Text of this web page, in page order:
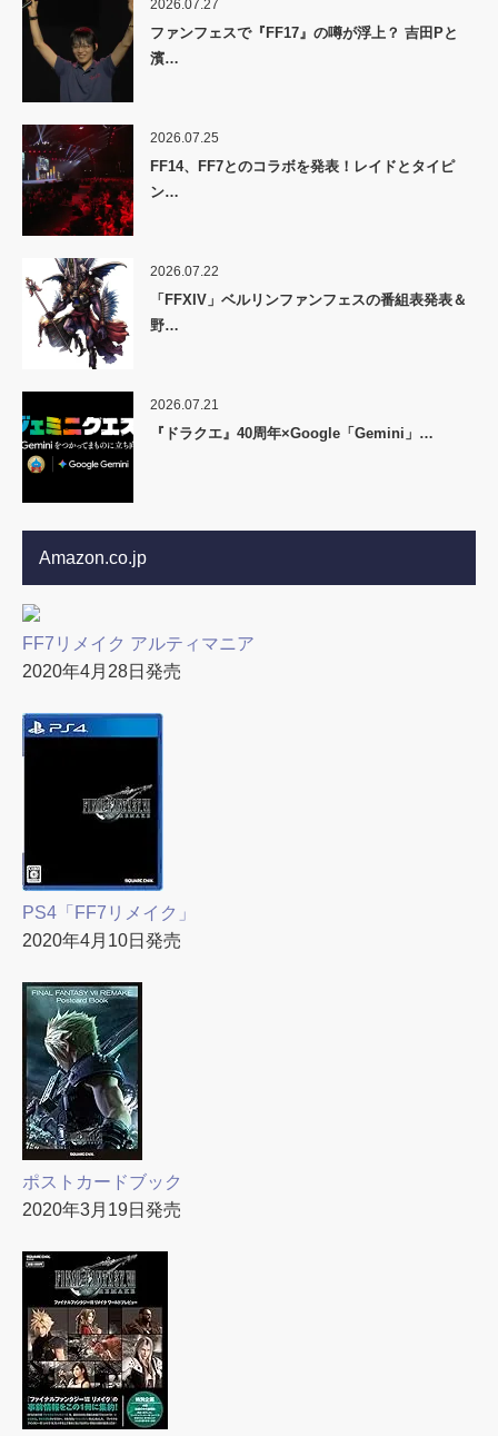
2026.07.27
ファンフェスで『FF17』の噂が浮上？ 吉田Pと
濱…
2026.07.25
FF14、FF7とのコラボを発表！レイドとタイピ
ン…
2026.07.22
「FFXIV」ベルリンファンフェスの番組表発表＆
野…
2026.07.21
『ドラクエ』40周年×Google「Gemini」…
Amazon.co.jp
FF7リメイク アルティマニア
2020年4月28日発売
PS4「FF7リメイク」
2020年4月10日発売
ポストカードブック
2020年3月19日発売